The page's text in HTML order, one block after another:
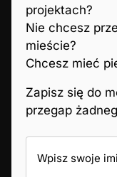
projektach?
Nie chcesz
mieście?
Chcesz mieć
Zapisz się do
przegap